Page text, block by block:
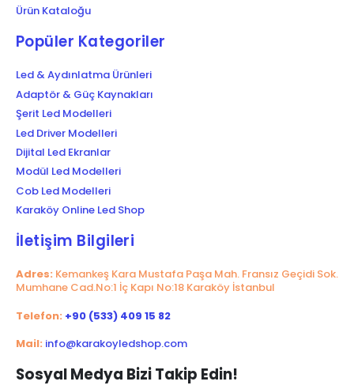
Ürün Kataloğu
Popüler Kategoriler
Led & Aydınlatma Ürünleri
Adaptör & Güç Kaynakları
Şerit Led Modelleri
Led Driver Modelleri
Dijital Led Ekranlar
Modül Led Modelleri
Cob Led Modelleri
Karaköy Online Led Shop
İletişim Bilgileri
Adres: Kemankeş Kara Mustafa Paşa Mah. Fransız Geçidi Sok.
Mumhane Cad.No:1 İç Kapı No:18 Karaköy İstanbul
Telefon: +90 (533) 409 15 82
Mail: info@karakoyledshop.com
Sosyal Medya Bizi Takip Edin!